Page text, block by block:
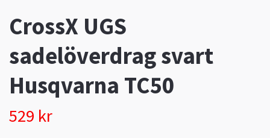
CrossX UGS
sadelöverdrag svart
Husqvarna TC50
529 kr